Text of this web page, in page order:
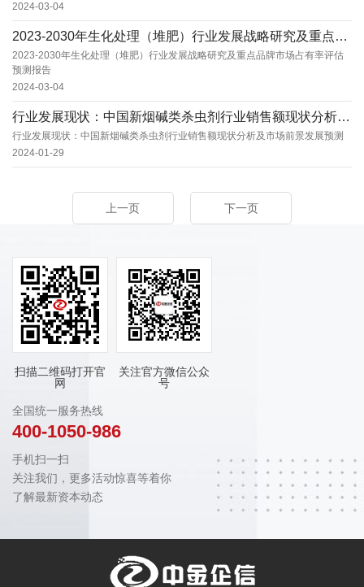
2024-03-04
2023-2030年生化处理（堆肥）行业发展战略研究及重点品牌市场占有率评估预测报告
2023-2030年生化处理（堆肥）行业发展战略研究及重点品牌市场占有率评估
预测报告
2024-03-04
行业发展现状：中国新烟碱类杀虫剂行业销售额现状分析及市场前景发展预测
行业发展现状：中国新烟碱类杀虫剂行业销售额现状分析及市场前景发展预测
2024-01-29
上一页 下一页
扫描二维码打开官
网
关注官方微信公众
号
全国统一服务热线
400-1050-986
手机扫一扫
关注我们，更多活动惊喜等着你
了解最新资本动态